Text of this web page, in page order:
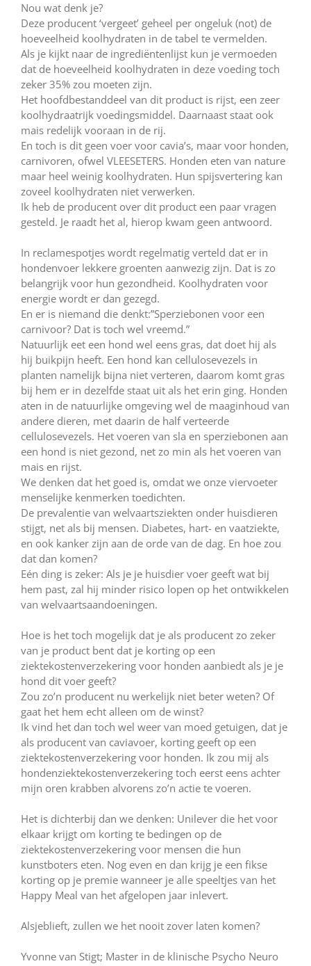
Nou wat denk je?
Deze producent ‘vergeet’ geheel per ongeluk (not) de
hoeveelheid koolhydraten in de tabel te vermelden.
Als je kijkt naar de ingrediëntenlijst kun je vermoeden
dat de hoeveelheid koolhydraten in deze voeding toch
zeker 35% zou moeten zijn.
Het hoofdbestanddeel van dit product is rijst, een zeer
koolhydraatrijk voedingsmiddel. Daarnaast staat ook
mais redelijk vooraan in de rij.
En toch is dit geen voer voor cavia’s, maar voor honden,
carnivoren, ofwel VLEESETERS. Honden eten van nature
maar heel weinig koolhydraten. Hun spijsvertering kan
zoveel koolhydraten niet verwerken.
Ik heb de producent over dit product een paar vragen
gesteld. Je raadt het al, hierop kwam geen antwoord.
In reclamespotjes wordt regelmatig verteld dat er in
hondenvoer lekkere groenten aanwezig zijn. Dat is zo
belangrijk voor hun gezondheid. Koolhydraten voor
energie wordt er dan gezegd.
En er is niemand die denkt:”Sperziebonen voor een
carnivoor? Dat is toch wel vreemd.”
Natuurlijk eet een hond wel eens gras, dat doet hij als
hij buikpijn heeft. Een hond kan cellulosevezels in
planten namelijk bijna niet verteren, daarom komt gras
bij hem er in dezelfde staat uit als het erin ging. Honden
aten in de natuurlijke omgeving wel de maaginhoud van
andere dieren, met daarin de half verteerde
cellulosevezels. Het voeren van sla en sperziebonen aan
een hond is niet gezond, net zo min als het voeren van
mais en rijst.
We denken dat het goed is, omdat we onze viervoeter
menselijke kenmerken toedichten.
De prevalentie van welvaartsziekten onder huisdieren
stijgt, net als bij mensen. Diabetes, hart- en vaatziekte,
en ook kanker zijn aan de orde van de dag. En hoe zou
dat dan komen?
Eén ding is zeker: Als je je huisdier voer geeft wat bij
hem past, zal hij minder risico lopen op het ontwikkelen
van welvaartsaandoeningen.
Hoe is het toch mogelijk dat je als producent zo zeker
van je product bent dat je korting op een
ziektekostenverzekering voor honden aanbiedt als je je
hond dit voer geeft?
Zou zo’n producent nu werkelijk niet beter weten? Of
gaat het hem echt alleen om de winst?
Ik vind het dan toch wel weer van moed getuigen, dat je
als producent van caviavoer, korting geeft op een
ziektekostenverzekering voor honden. Ik zou mij als
hondenziektekostenverzekering toch eerst eens achter
mijn oren krabben alvorens zo’n actie te voeren.
Het is dichterbij dan we denken: Unilever die het voor
elkaar krijgt om korting te bedingen op de
ziektekostenverzekering voor mensen die hun
kunstboters eten. Nog even en dan krijg je een fikse
korting op je premie wanneer je alle speeltjes van het
Happy Meal van het afgelopen jaar inlevert.
Alsjeblieft, zullen we het nooit zover laten komen?
Yvonne van Stigt; Master in de klinische Psycho Neuro